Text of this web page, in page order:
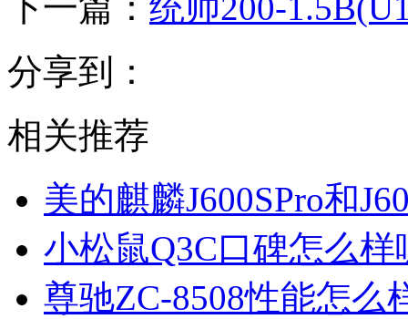
分享到：
相关推荐
美的麒麟J600SPro和
小松鼠Q3C口碑怎么
尊驰ZC-8508性能怎么